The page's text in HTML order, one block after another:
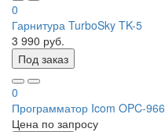
0
Гарнитура TurboSky TK-5
3 990 руб.
Под заказ
0
Программатор Icom OPC-966
Цена по запросу